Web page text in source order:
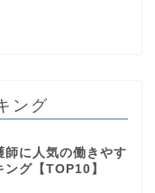
ング
師に人気の働きやす
グ【TOP10】